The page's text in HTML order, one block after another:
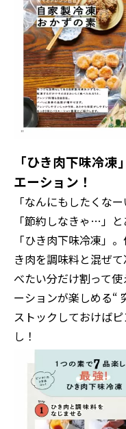
「ひき肉下味冷
エーション！
「なんにもしたくな
「節約しなきゃ…」
「ひき肉下味冷凍」
き肉を調味料と混ぜ
べたい分だけ割って
ーションが楽しめる“
ストックしておけば
し！